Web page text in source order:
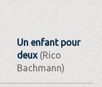
Un enfant pour
deux(Rico
Bachmann)